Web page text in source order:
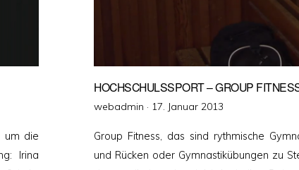
um die
Irina
HOCHSCHULSSPORT – GROUP
webadmin · Veröffentlicht
17. Januar 2013
Group Fitness, das sind rythmische
und Rücken oder Gymnastikübungen zu